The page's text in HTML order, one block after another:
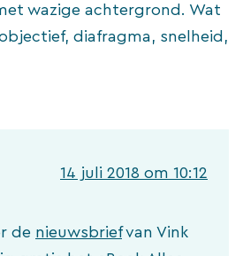
wazige achtergrond. Wat
diafragma, snelheid,
14 juli 2018 om 10:12
de nieuwsbriefvan Vink